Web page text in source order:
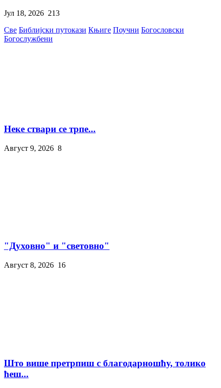
Јул 18, 2026 213
Све Библијски путокази Књиге Поучни Богословски
Богослужбени
Неке ствари се трпе...
Август 9, 2026 8
"Духовно" и "световно"
Август 8, 2026 16
Што више претрпиш с благодарношћу, толико
ћеш...